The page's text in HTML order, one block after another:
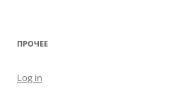
ПРОЧЕЕ
Log in